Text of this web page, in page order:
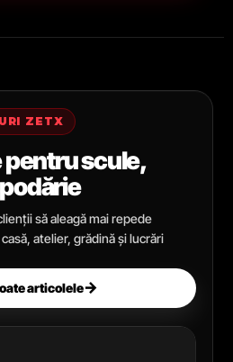
ZETX
scule,
să aleagă mai repede
atelier, grădină și lucrări
articolele→